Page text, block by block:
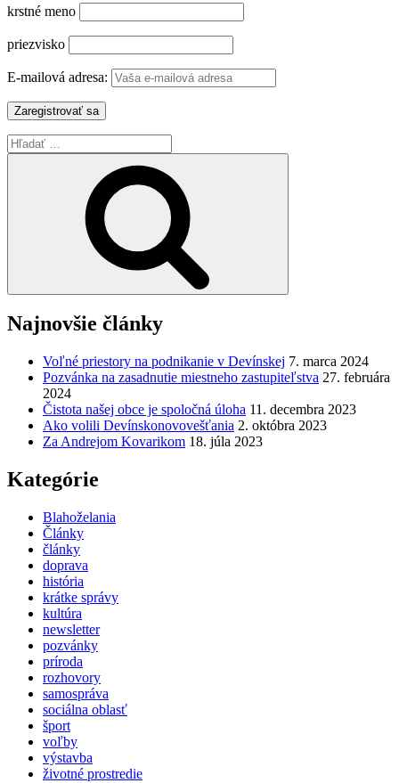
krstné meno
priezvisko
E-mailová adresa:
Hľadať:
Najnovšie články
Voľné priestory na podnikanie v Devínskej 7. marca 2024
Pozvánka na zasadnutie miestneho zastupiteľstva 27. februára
2024
Čistota našej obce je spoločná úloha 11. decembra 2023
Ako volili Devínskonovovešťania 2. októbra 2023
Za Andrejom Kovarikom 18. júla 2023
Kategórie
Blahoželania
Články
články
doprava
história
krátke správy
kultúra
newsletter
pozvánky
príroda
rozhovory
samospráva
sociálna oblasť
šport
voľby
výstavba
životné prostredie